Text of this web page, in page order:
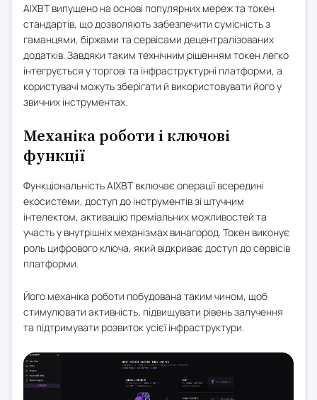
AIXBT випущено на основі популярних мереж та токен
стандартів, що дозволяють забезпечити сумісність з
гаманцями, біржами та сервісами децентралізованих
додатків. Завдяки таким технічним рішенням токен легко
інтегрується у торгові та інфраструктурні платформи, а
користувачі можуть зберігати й використовувати його у
звичних інструментах.
Механіка роботи і ключові
функції
Функціональність AIXBT включає операції всередині
екосистеми, доступ до інструментів зі штучним
інтелектом, активацію преміальних можливостей та
участь у внутрішніх механізмах винагород. Токен виконує
роль цифрового ключа, який відкриває доступ до сервісів
платформи.
Його механіка роботи побудована таким чином, щоб
стимулювати активність, підвищувати рівень залучення
та підтримувати розвиток усієї інфраструктури.